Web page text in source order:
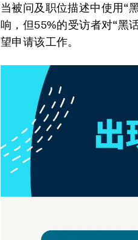
当被问及职位描述中使用“
响，但55%的受访者对“黑
望申请该工作。